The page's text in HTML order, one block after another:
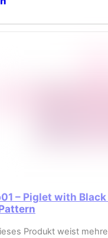
– Piglet with
Produkt weist